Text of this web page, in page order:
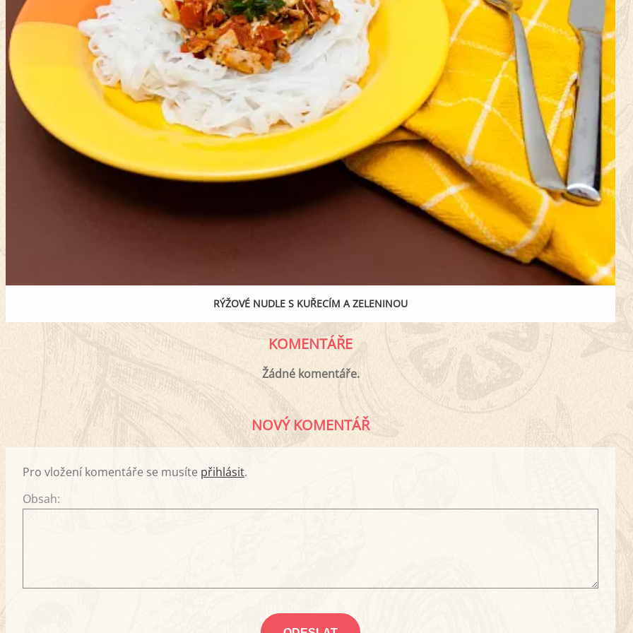
RÝŽOVÉ NUDLE S KUŘECÍM A ZELENINOU
KOMENTÁŘE
Žádné komentáře.
NOVÝ KOMENTÁŘ
Pro vložení komentáře se musíte přihlásit.
Obsah: